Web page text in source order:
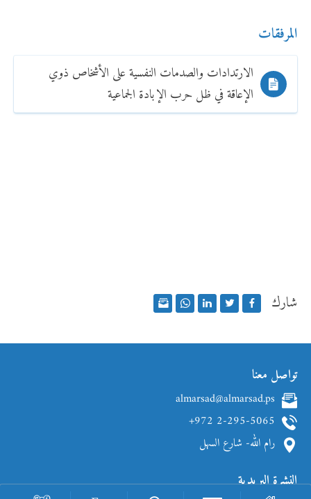
المرفقات
الارتدادات والصدمات النفسية على الأشخاص ذوي
الإعاقة في ظل حرب الإبادة الجماعية
شارك
تواصل معنا
almarsad@almarsad.ps
+972 2-295-5065
رام الله- شارع السهل
النشرة البريدية